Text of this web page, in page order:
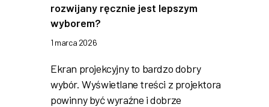
rozwijany ręcznie jest lepszym
wyborem?
1 marca 2026
Ekran projekcyjny to bardzo dobry
wybór. Wyświetlane treści z projektora
powinny być wyraźne i dobrze